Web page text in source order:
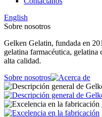
English
Sobre nosotros
Gelken Gelatin, fundada en
gelatina farmacéutica,
alta calidad.
Sobre nosotros